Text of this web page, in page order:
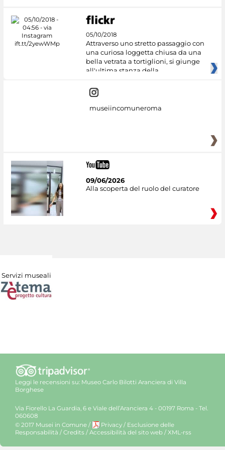
05/10/2018
Attraverso uno stretto passaggio con
una curiosa loggetta chiusa da una
bella vetrata a tortiglioni, si giunge
all'ultima stanza della
museiincomuneroma
09/06/2026
Alla scoperta del ruolo del curatore
Servizi museali
Leggi le recensioni su: Museo Carlo Bilotti Aranciera di Villa
Borghese
Via Fiorello La Guardia, 6 e Viale dell’Aranciera 4 - 00197 Roma - Tel.
060608
© 2017 Musei in Comune / Privacy / Esclusione delle
Responsabilità / Credits / Accessibilità del sito web / XML-rss